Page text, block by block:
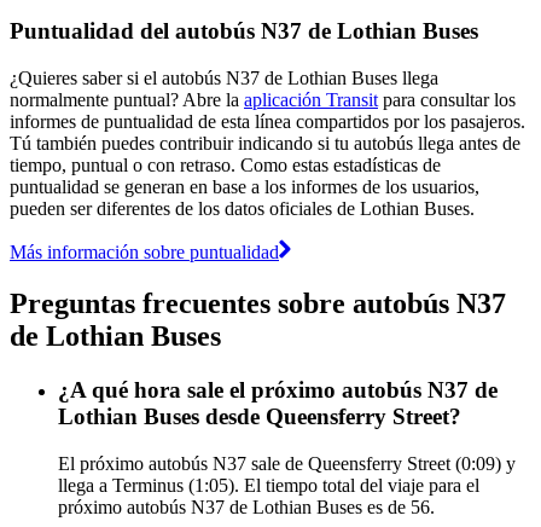
Puntualidad del autobús N37 de Lothian Buses
¿Quieres saber si el autobús N37 de Lothian Buses llega
normalmente puntual? Abre la aplicación Transit para consultar los
informes de puntualidad de esta línea compartidos por los pasajeros.
Tú también puedes contribuir indicando si tu autobús llega antes de
tiempo, puntual o con retraso. Como estas estadísticas de
puntualidad se generan en base a los informes de los usuarios,
pueden ser diferentes de los datos oficiales de Lothian Buses.
Más información sobre puntualidad
Preguntas frecuentes sobre autobús N37
de Lothian Buses
¿A qué hora sale el próximo autobús N37 de
Lothian Buses desde Queensferry Street?
El próximo autobús N37 sale de Queensferry Street (0:09) y
llega a Terminus (1:05). El tiempo total del viaje para el
próximo autobús N37 de Lothian Buses es de 56.